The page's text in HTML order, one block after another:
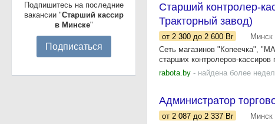
Старший контролер-
Тракторный завод)
от 2 300 до 2 600 Br Минск
Сеть магазинов "Копеечка",
старших контролеров-
rabota.by - найдена более
Администратор
от 2 087 до 2 337 Br Минск
Подпишитесь на последние
вакансии "Старший кассир
в Минске"
Подписаться